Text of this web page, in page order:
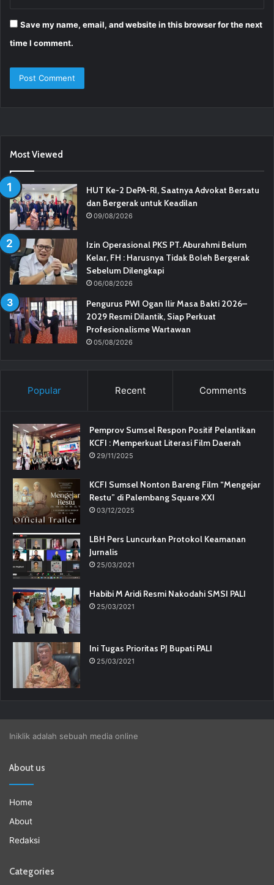
Save my name, email, and website in this browser for the next
time I comment.
Most Viewed
HUT Ke-2 DePA-RI, Saatnya Advokat Bersatu
dan Bergerak untuk Keadilan
09/08/2026
Izin Operasional PKS PT. Aburahmi Belum
Kelar, FH : Harusnya Tidak Boleh Bergerak
Sebelum Dilengkapi
06/08/2026
Pengurus PWI Ogan Ilir Masa Bakti 2026–
2029 Resmi Dilantik, Siap Perkuat
Profesionalisme Wartawan
05/08/2026
Popular Recent Comments
Pemprov Sumsel Respon Positif Pelantikan
KCFI : Memperkuat Literasi Film Daerah
29/11/2025
KCFI Sumsel Nonton Bareng Film “Mengejar
Restu” di Palembang Square XXI
03/12/2025
LBH Pers Luncurkan Protokol Keamanan
Jurnalis
25/03/2021
Habibi M Aridi Resmi Nakodahi SMSI PALI
25/03/2021
Ini Tugas Prioritas PJ Bupati PALI
25/03/2021
Iniklik adalah sebuah media online
About us
Home
About
Redaksi
Categories